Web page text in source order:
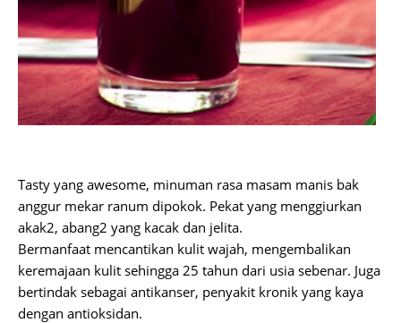
Tasty yang awesome, minuman rasa masam manis bak
anggur mekar ranum dipokok. Pekat yang menggiurkan
akak2, abang2 yang kacak dan jelita.
Bermanfaat mencantikan kulit wajah, mengembalikan
keremajaan kulit sehingga 25 tahun dari usia sebenar. Juga
bertindak sebagai antikanser, penyakit kronik yang kaya
dengan antioksidan.